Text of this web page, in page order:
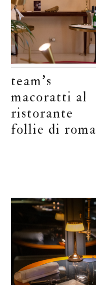
team’s
macoratti al
ristorante
follie di roma